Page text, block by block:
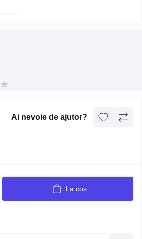
Ai nevoie de ajutor?
La coș